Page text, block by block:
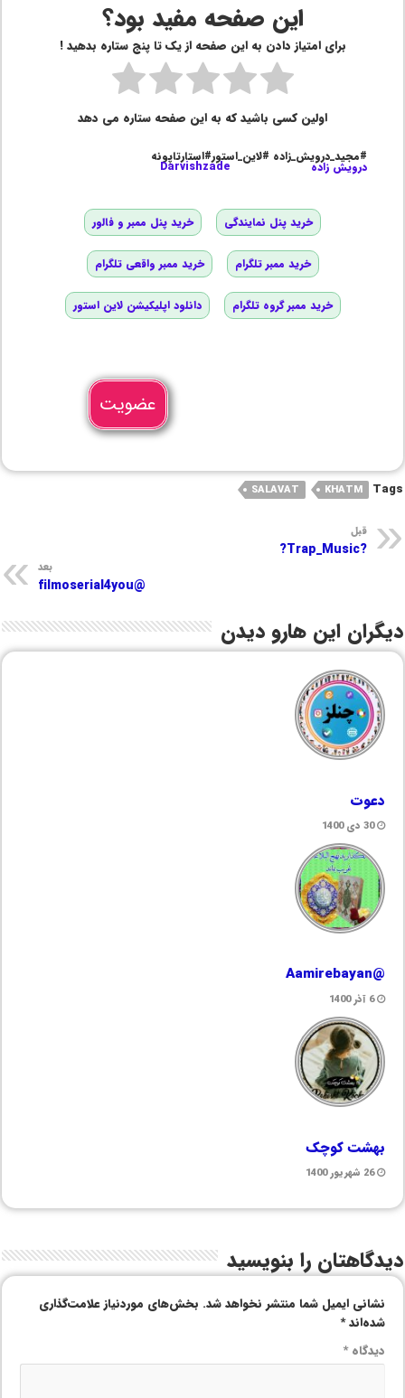
این صفحه مفید بود؟
برای امتیاز دادن به این صفحه از یک تا پنج ستاره بدهید !
اولین کسی باشید که به این صفحه ستاره می دهد
#مجید_درویش_زاده #لاین_استور#استارتاپونه
درویش زاده Darvishzade
خرید پنل نمایندگی خرید پنل ممبر و فالور
خرید ممبر تلگرام خرید ممبر واقعی تلگرام
خرید ممبر گروه تلگرام دانلود اپلیکیشن لاین استور
عضویت
Tags
KHATM
SALAVAT
قبل
?Trap_Music?
بعد
@filmoserial4you
دیگران این هارو دیدن
دعوت
30 دی 1400
@Aamirebayan
6 آذر 1400
بهشت کوچک
26 شهریور 1400
دیدگاهتان را بنویسید
نشانی ایمیل شما منتشر نخواهد شد. بخش‌های موردنیاز علامت‌گذاری
شده‌اند*
دیدگاه*